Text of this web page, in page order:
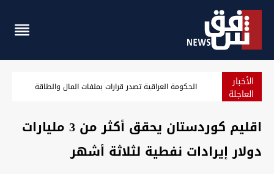
الأخبار
العاجلة انفجار بحافلة "نقل ركاب" في العاصمة السورية
اقليم كوردستان يحقق أكثر من 3 مليارات
دولار إيرادات نفطية لثلاثة أشهر